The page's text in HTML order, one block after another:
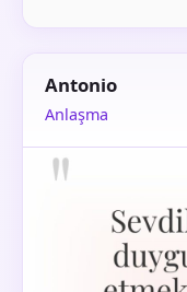
Antonio
Anlaşma